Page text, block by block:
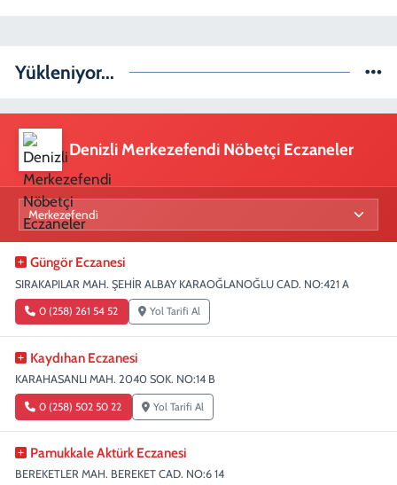
Yükleniyor...
Denizli Merkezefendi Nöbetçi Eczaneler
Güngör Eczanesi
SIRAKAPILAR MAH. ŞEHİR ALBAY KARAOĞLANOĞLU CAD. NO:421 A
0 (258) 261 54 52 Yol Tarifi Al
Kaydıhan Eczanesi
KARAHASANLI MAH. 2040 SOK. NO:14 B
0 (258) 502 50 22 Yol Tarifi Al
Pamukkale Aktürk Eczanesi
BEREKETLER MAH. BEREKET CAD. NO:6 14